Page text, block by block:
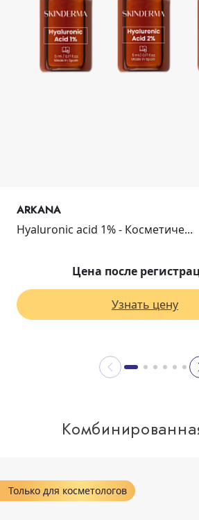
ARKANA
Hyaluronic acid 1% - Косметиче...
Цена после
Узнать цену
Только для косметологов